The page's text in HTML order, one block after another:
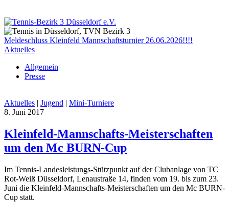
Meldeschluss Kleinfeld Mannschaftsturnier 26.06.2026!!!!
Aktuelles
Allgemein
Presse
Aktuelles | Jugend | Mini-Turniere
8. Juni 2017
Kleinfeld-Mannschafts-Meisterschaften
um den Mc BURN-Cup
Im Tennis-Landesleistungs-Stützpunkt auf der Clubanlage von TC
Rot-Weiß Düsseldorf, Lenaustraße 14, finden vom 19. bis zum 23.
Juni die Kleinfeld-Mannschafts-Meisterschaften um den Mc BURN-
Cup statt.